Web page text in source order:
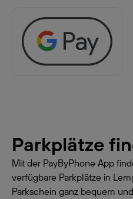
Parkplätze
Mit der PayByPhone App
verfügbare Parkplätze in
Parkschein ganz bequem